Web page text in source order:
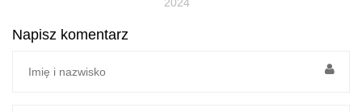
Napisz komentarz